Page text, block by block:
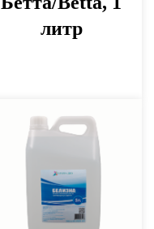
литр